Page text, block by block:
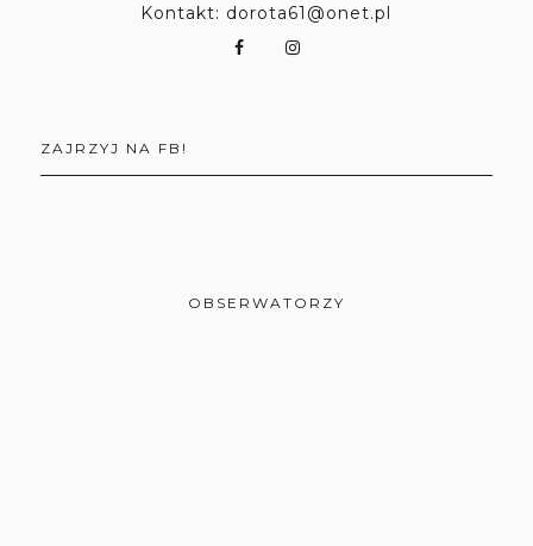
Kontakt: dorota61@onet.pl
ZAJRZYJ NA FB!
OBSERWATORZY